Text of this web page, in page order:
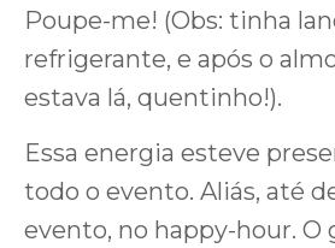
Poupe-me! (Obs: tinha
refrigerante, e após o
estava lá, quentinho!).
Essa energia esteve
todo o evento. Aliás, até
evento, no happy-hour. O